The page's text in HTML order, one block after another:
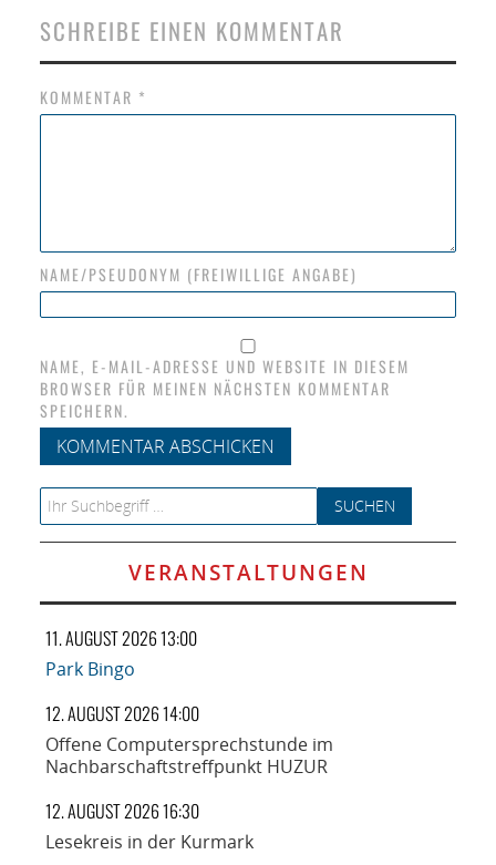
SCHREIBE EINEN KOMMENTAR
KOMMENTAR *
NAME/PSEUDONYM (FREIWILLIGE ANGABE)
NAME, E-MAIL-ADRESSE UND WEBSITE IN DIESEM
BROWSER FÜR MEINEN NÄCHSTEN KOMMENTAR
SPEICHERN.
Search for:
VERANSTALTUNGEN
11. AUGUST 2026 13:00
Park Bingo
12. AUGUST 2026 14:00
Offene Computersprechstunde im
Nachbarschaftstreffpunkt HUZUR
12. AUGUST 2026 16:30
Lesekreis in der Kurmark